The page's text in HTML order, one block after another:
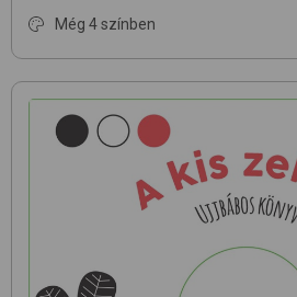
Még 4 színben